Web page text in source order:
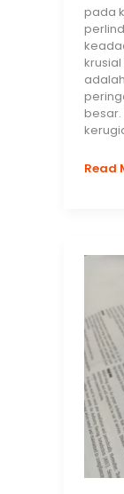
pada
besar.
Fire
Dini
Read